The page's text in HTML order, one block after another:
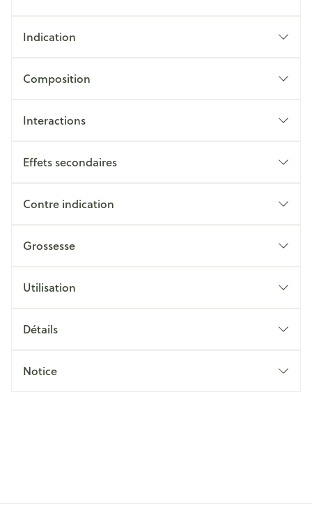
Indication
Composition
Interactions
Effets secondaires
Contre indication
Grossesse
Utilisation
Détails
Notice